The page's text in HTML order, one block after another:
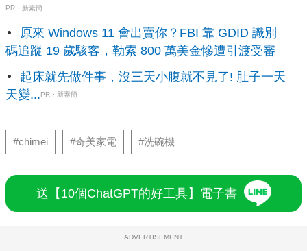
PR・新素簡
原來 Windows 11 會出賣你？FBI 靠 GDID 識別
碼追蹤 19 歲駭客，勒索 800 萬美金慘遭引渡受審
起床就先做件事，沒三天小腹就不見了! 肚子一天
天變...PR・新素簡
#chimei #奇美家電 #洗碗機
送【10個ChatGPT的好工具】電子書
ADVERTISEMENT